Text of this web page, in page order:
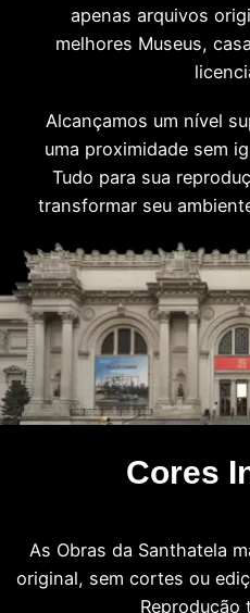
apenas arquivos
melhores Museus,
Alcançamos um nível
uma proximidade sem
Tudo para sua
transformar seu
Cores
As Obras da Santhatela
original, sem cortes ou
Reprodução